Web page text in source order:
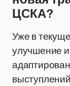
ЦСКА?
Уже в
улучшение